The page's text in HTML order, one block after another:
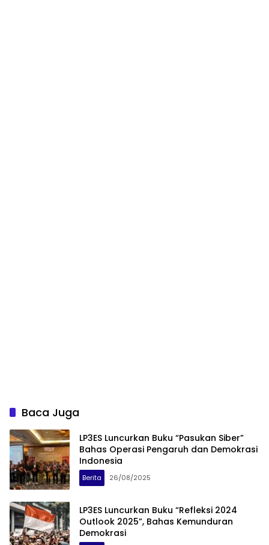
Baca Juga
LP3ES Luncurkan Buku “Pasukan Siber”
Bahas Operasi Pengaruh dan Demokrasi
Indonesia
Berita 26/08/2025
LP3ES Luncurkan Buku “Refleksi 2024
Outlook 2025”, Bahas Kemunduran
Demokrasi